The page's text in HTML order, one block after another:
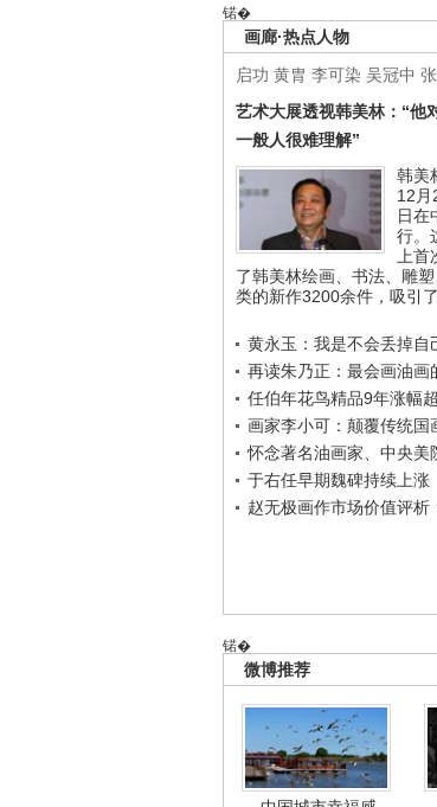
锘�
画廊·热点人物
启功 黄胄 李可染 吴冠中
艺术大展透视韩美林：“他
一般人很难理解”
韩美
12月
日在
行。
上
了韩美林绘画、书法、雕
类的新作3200余件，吸引
黄永玉：我是不会丢掉自
再读朱乃正：最会画油画
任伯年花鸟精品9年涨幅
画家李小可：颠覆传统国
怀念著名油画家、中央美
于右任早期魏碑持续上涨
赵无极画作市场价值评析
锘�
微博推荐